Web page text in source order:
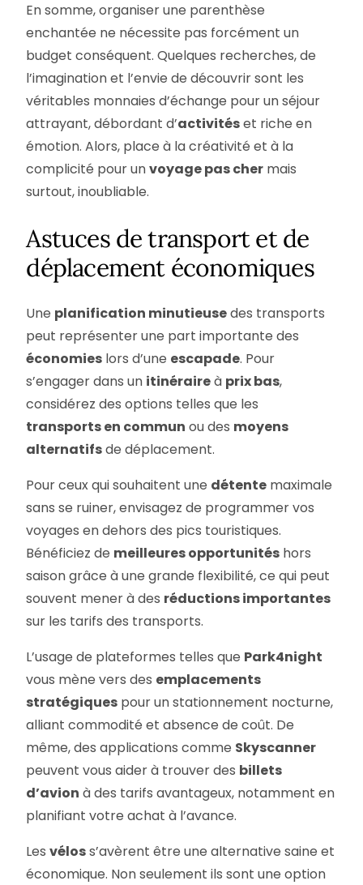
En somme, organiser une parenthèse
enchantée ne nécessite pas forcément un
budget conséquent. Quelques recherches, de
l’imagination et l’envie de découvrir sont les
véritables monnaies d’échange pour un séjour
attrayant, débordant d’activitéset riche en
émotion. Alors, place à la créativité et à la
complicité pour unvoyage pas cher mais
surtout, inoubliable.
Astuces de transport et de
déplacement économiques
Une planification minutieusedes transports
peut représenter une part importante des
économies lors d’une escapade. Pour
s’engager dans un itinéraireà prix bas,
considérez des options telles que les
transports en commun ou des moyens
alternatifsde déplacement.
Pour ceux qui souhaitent une détente maximale
sans se ruiner, envisagez de programmer vos
voyages en dehors des pics touristiques.
Bénéficiez de meilleures opportunités hors
saison grâce à une grande flexibilité, ce qui peut
souvent mener à des réductions importantes
sur les tarifs des transports.
L’usage de plateformes telles que Park4night
vous mène vers des emplacements
stratégiques pour un stationnement nocturne,
alliant commodité et absence de coût. De
même, des applications comme Skyscanner
peuvent vous aider à trouver des billets
d’avion à des tarifs avantageux, notamment en
planifiant votre achat à l’avance.
Lesvéloss’avèrent être une alternative saine et
économique. Non seulement ils sont une option